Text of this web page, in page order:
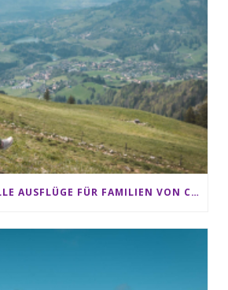
FRIBOURG: 7 TOLLE AUSFLÜGE FÜR FAMILIEN VON CHARMEY BIS LES PACCOTS